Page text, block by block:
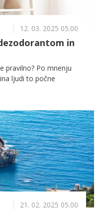
12. 03. 2025 05.00
in
pravilno? Po mnenju
ljudi to počne
21. 02. 2025 05.00